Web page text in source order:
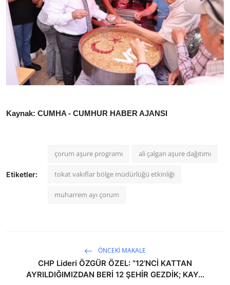
Kaynak: CUMHA - CUMHUR HABER AJANSI
Etiketler:
çorum aşure programı ali çalgan aşure dağıtımı
tokat vakıflar bölge müdürlüğü etkinliği
muharrem ayı çorum
ÖNCEKI MAKALE
CHP Lideri ÖZGÜR ÖZEL: “12’NCİ KATTAN
AYRILDIĞIMIZDAN BERİ 12 ŞEHİR GEZDİK; KAY...